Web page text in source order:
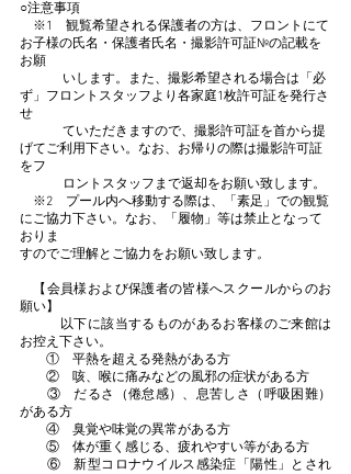
○注意事項
※1　観覧希望される保護者の方は、フロントにて
お子様の氏名・保護者氏名・撮影許可証№の記載を
お願
いします。また、撮影希望される場合は「必
ず」フロントスタッフより各家庭1枚許可証を発行さ
せ
ていただきますので、撮影許可証を首から提
げてご利用下さい。なお、お帰りの際は撮影許可証
をフ
ロントスタッフまで返却をお願い致します。
※2　プール内へ移動する際は、「素足」での観覧
にご協力下さい。なお、「履物」等は禁止となって
おりま
すのでご理解とご協力をお願い致します。
【会員様および保護者の皆様へスクールからのお
願い】
以下に該当するものがあるお客様のご来館は
お控え下さい。
①　平熱を超える発熱がある方
②　咳、喉に痛みなどの風邪の症状がある方
③　だるさ（倦怠感）、息苦しさ（呼吸困難）
がある方
④　臭覚や味覚の異常がある方
⑤　体が重く感じる、疲れやすい等がある方
⑥　新型コロナウイルス感染症「陽性」とされ